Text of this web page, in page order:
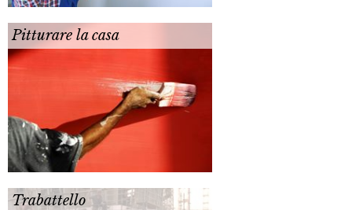
Pitturare la casa
Trabattello